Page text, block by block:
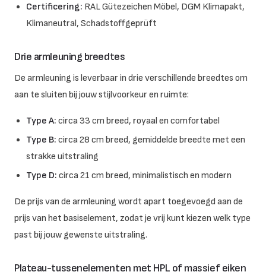
Certificering: RAL Gütezeichen Möbel, DGM Klimapakt,
Klimaneutral, Schadstoffgeprüft
Drie armleuning breedtes
De armleuning is leverbaar in drie verschillende breedtes om
aan te sluiten bij jouw stijlvoorkeur en ruimte:
Type A: circa 33 cm breed, royaal en comfortabel
Type B: circa 28 cm breed, gemiddelde breedte met een
strakke uitstraling
Type D: circa 21 cm breed, minimalistisch en modern
De prijs van de armleuning wordt apart toegevoegd aan de
prijs van het basiselement, zodat je vrij kunt kiezen welk type
past bij jouw gewenste uitstraling.
Plateau-tussenelementen met HPL of massief eiken